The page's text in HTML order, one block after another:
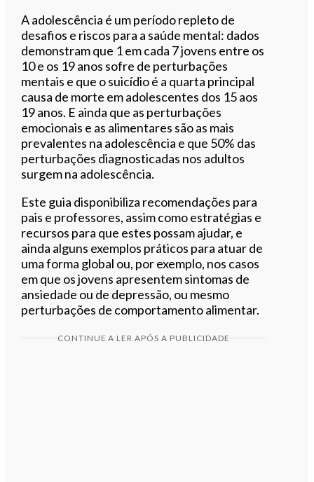
A adolescência é um período repleto de
desafios e riscos para a saúde mental: dados
demonstram que 1 em cada 7 jovens entre os
10 e os 19 anos sofre de perturbações
mentais e que o suicídio é a quarta principal
causa de morte em adolescentes dos 15 aos
19 anos. E ainda que as perturbações
emocionais e as alimentares são as mais
prevalentes na adolescência e que 50% das
perturbações diagnosticadas nos adultos
surgem na adolescência.
Este guia disponibiliza recomendações para
pais e professores, assim como estratégias e
recursos para que estes possam ajudar, e
ainda alguns exemplos práticos para atuar de
uma forma global ou, por exemplo, nos casos
em que os jovens apresentem sintomas de
ansiedade ou de depressão, ou mesmo
perturbações de comportamento alimentar.
CONTINUE A LER APÓS A PUBLICIDADE